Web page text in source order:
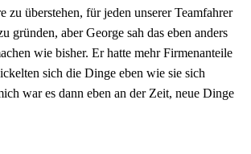
zu überstehen, für jeden unserer Teamfahrer
gründen, aber George sah das eben anders
wie bisher. Er hatte mehr Firmenanteile
sich die Dinge eben wie sie sich
war es dann eben an der Zeit, neue Dinge